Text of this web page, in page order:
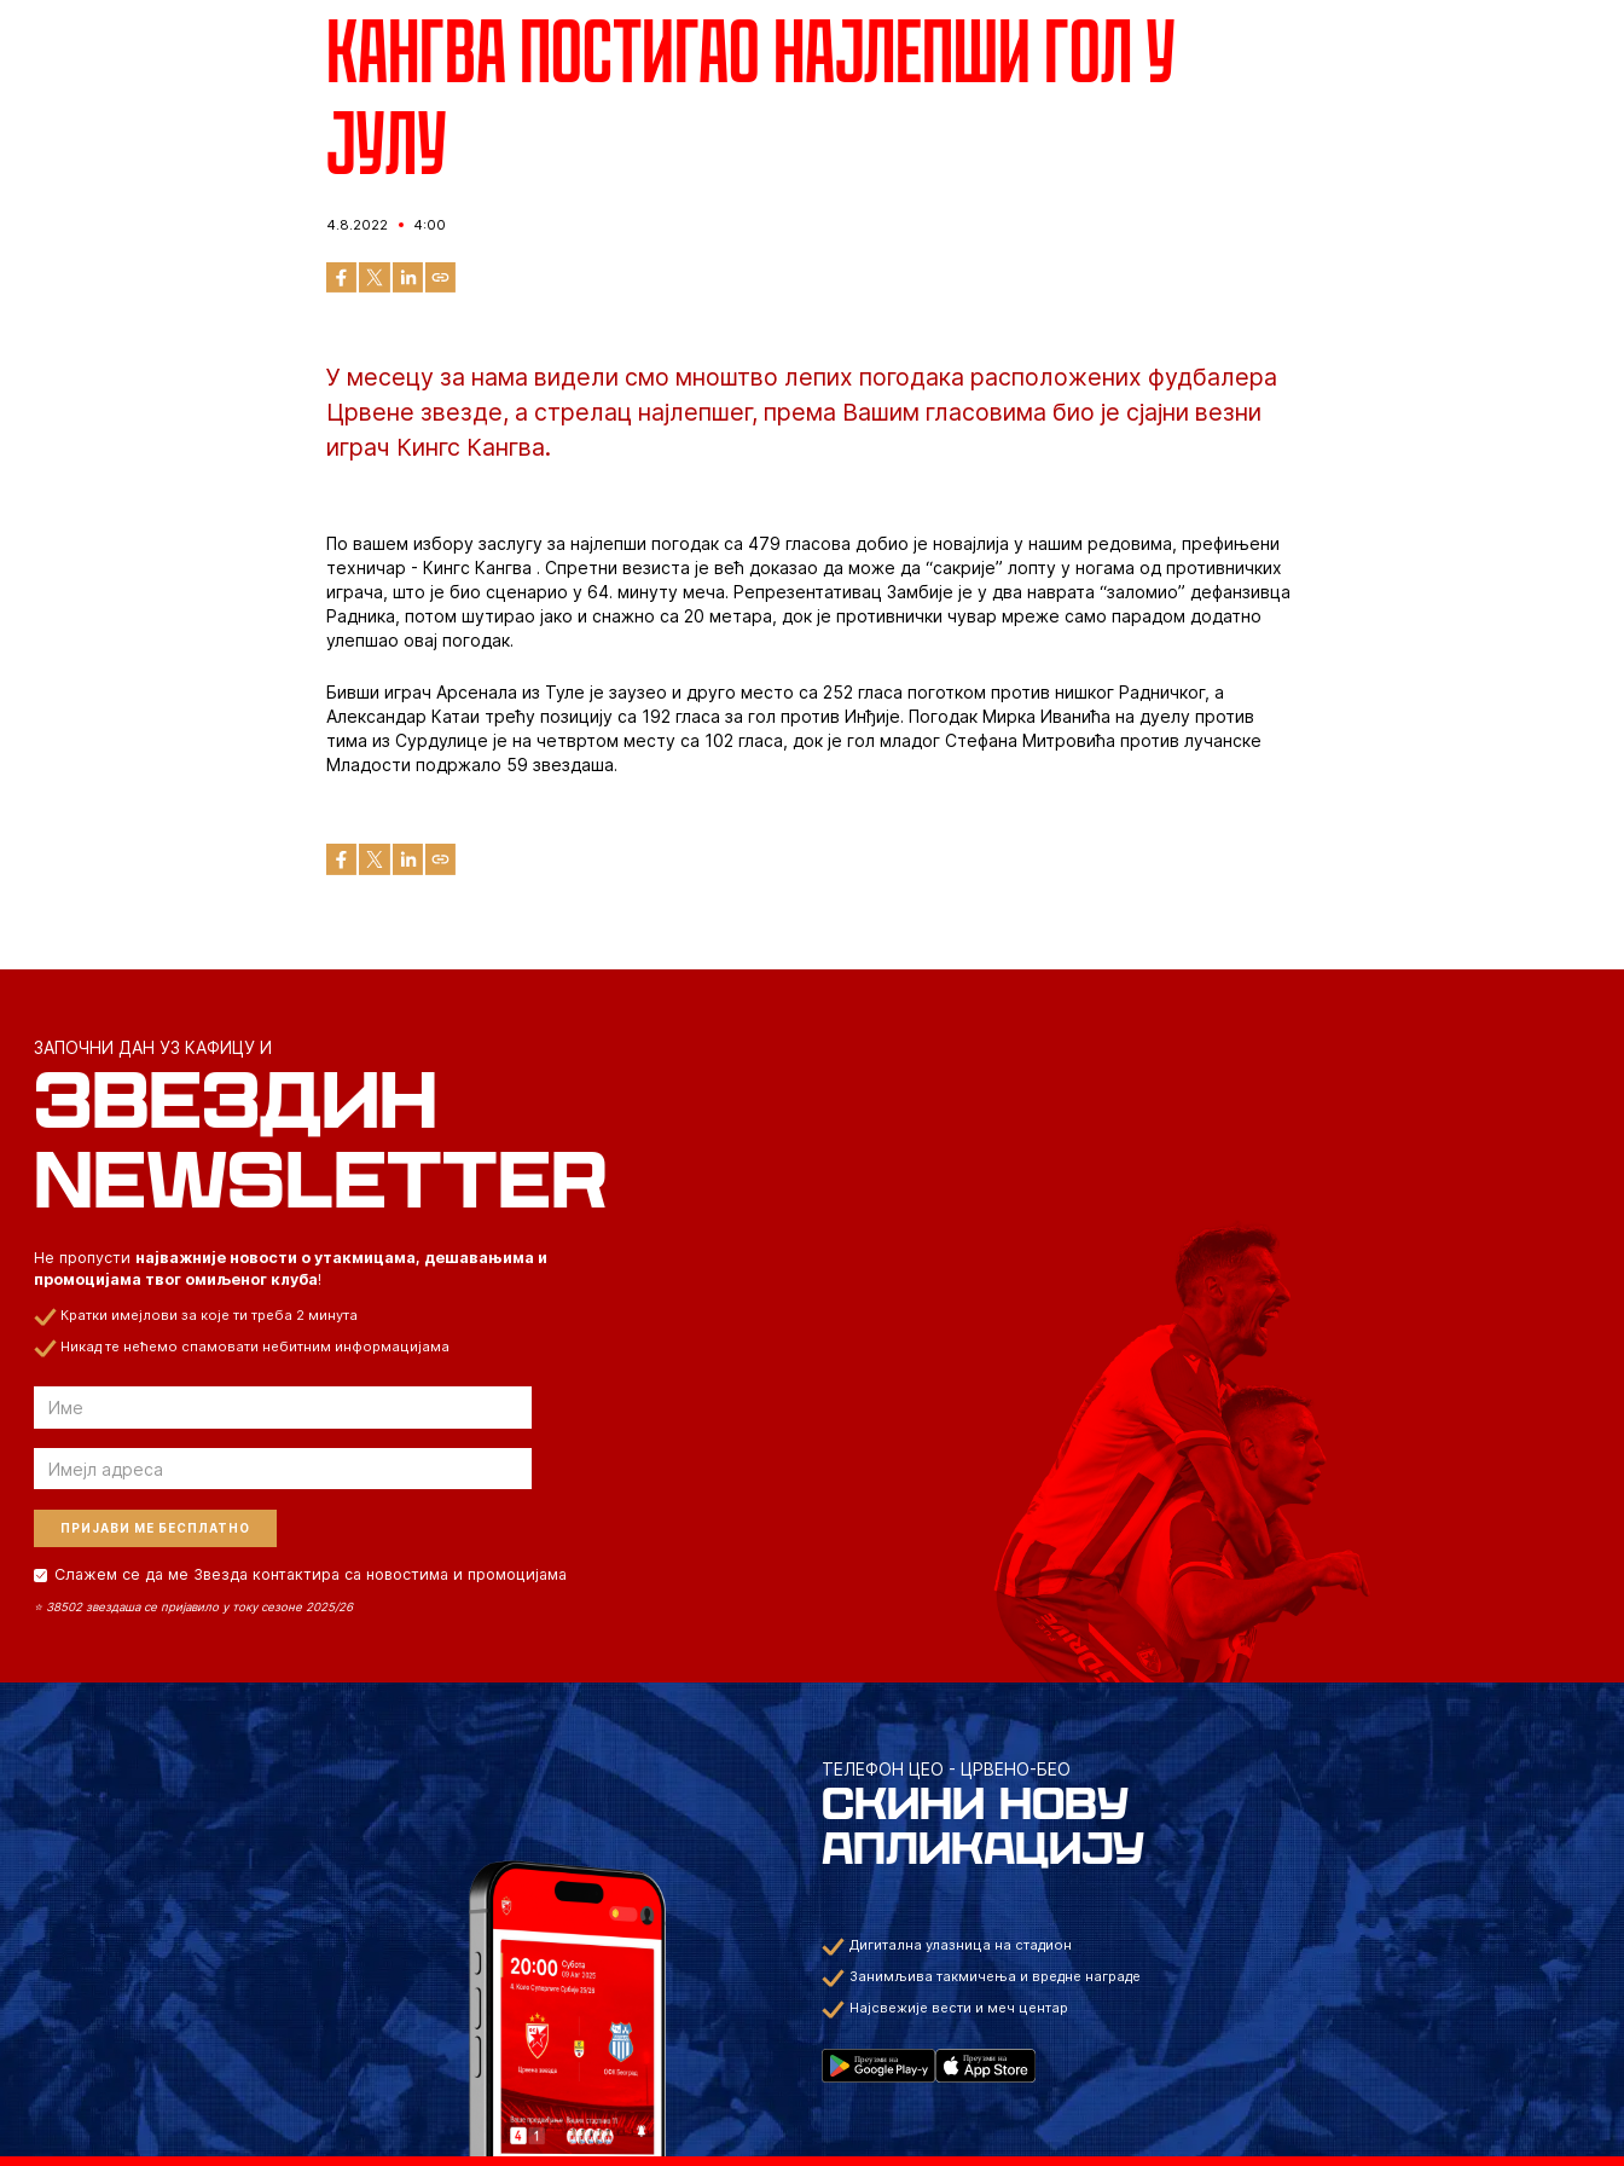
Кангва постигао најлепши гол у
јулу
4.8.2022 4:00
У месецу за нама видели смо мноштво лепих погодака расположених фудбалера
Црвене звезде, а стрелац најлепшег, према Вашим гласовима био је сјајни везни
играч Кингс Кангва.
По вашем избору заслугу за најлепши погодак са 479 гласова добио је новајлија у нашим редовима, префињени
техничар - Кингс Кангва . Спретни везиста је већ доказао да може да “сакрије” лопту у ногама од противничких
играча, што је био сценарио у 64. минуту меча. Репрезентативац Замбије је у два наврата “заломио” дефанзивца
Радника, потом шутирао јако и снажно са 20 метара, док је противнички чувар мреже само парадом додатно
улепшао овај погодак.
Бивши играч Арсенала из Туле је заузео и друго место са 252 гласа поготком против нишког Радничког, а
Александар Катаи трећу позицију са 192 гласа за гол против Инђије. Погодак Мирка Иванића на дуелу против
тима из Сурдулице је на четвртом месту са 102 гласа, док је гол младог Стефана Митровића против лучанске
Младости подржало 59 звездаша.
ЗАПОЧНИ ДАН УЗ КАФИЦУ И
ЗВЕЗДИН
NEWSLETTER
Не пропусти најважније новости о утакмицама, дешавањима и
промоцијама твог омиљеног клуба!
Кратки имејлови за које ти треба 2 минута
Никад те нећемо спамовати небитним информацијама
Email
Email
Слажем се да ме Звезда контактира са новостима и промоцијама
⭐ 38502 звездаша се пријавило у току сезоне 2025/26
ТЕЛЕФОН ЦЕО - ЦРВЕНО-БЕО
СКИНИ НОВУ
АПЛИКАЦИЈУ
Дигитална улазница на стадион
Занимљива такмичења и вредне награде
Најсвежије вести и меч центар